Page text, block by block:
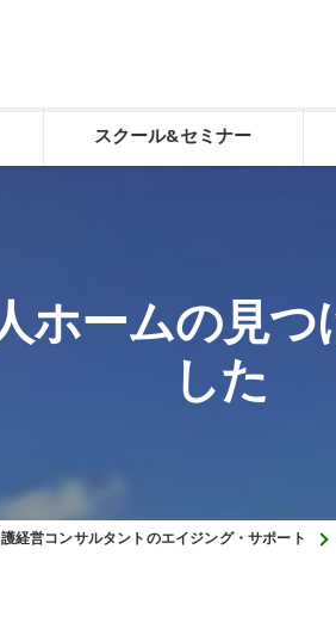
（誤嚥性肺炎予防）
スクール&セミナー
デイサービスやりくり講座「動画学
ホームの見
した
経営コンサルタントのエイジング・サポート